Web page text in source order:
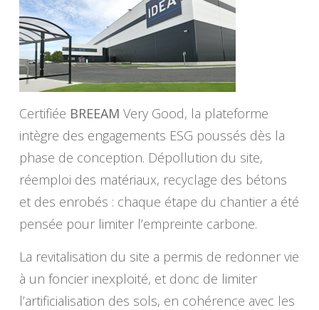
Certifiée BREEAM Very Good, la plateforme
intègre des engagements ESG poussés dès la
phase de conception. Dépollution du site,
réemploi des matériaux, recyclage des bétons
et des enrobés : chaque étape du chantier a été
pensée pour limiter l’empreinte carbone.
La revitalisation du site a permis de redonner vie
à un foncier inexploité, et donc de limiter
l’artificialisation des sols, en cohérence avec les